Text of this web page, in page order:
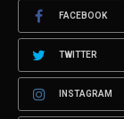
FACEBOOK
TWITTER
INSTAGRAM